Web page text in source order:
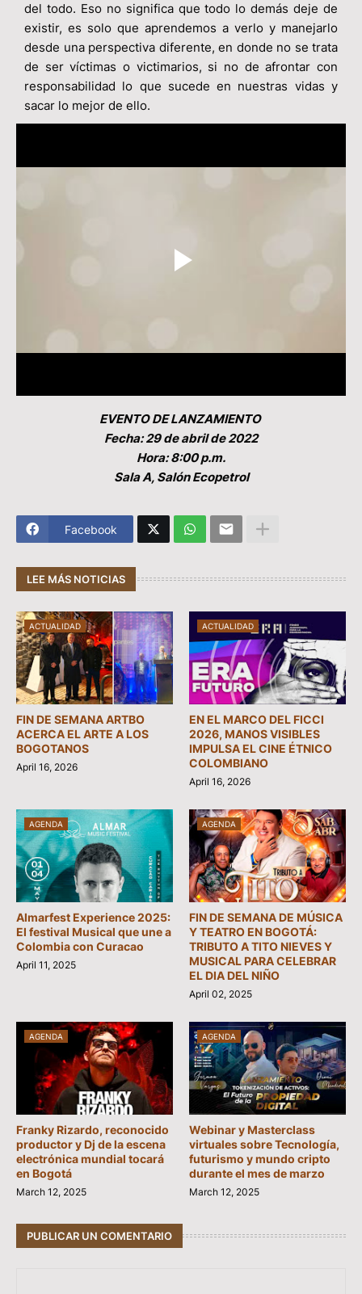
del todo. Eso no significa que todo lo demás deje de
existir, es solo que aprendemos a verlo y manejarlo
desde una perspectiva diferente, en donde no se trata
de ser víctimas o victimarios, si no de afrontar con
responsabilidad lo que sucede en nuestras vidas y
sacar lo mejor de ello.
EVENTO DE LANZAMIENTO
Fecha: 29 de abril de 2022
Hora: 8:00 p.m.
Sala A, Salón Ecopetrol
Facebook
LEE MÁS NOTICIAS
ACTUALIDAD
FIN DE SEMANA ARTBO
ACERCA EL ARTE A LOS
BOGOTANOS
April 16, 2026
ACTUALIDAD
EN EL MARCO DEL FICCI
2026, MANOS VISIBLES
IMPULSA EL CINE ÉTNICO
COLOMBIANO
April 16, 2026
AGENDA
Almarfest Experience 2025:
El festival Musical que une a
Colombia con Curacao
April 11, 2025
AGENDA
FIN DE SEMANA DE MÚSICA
Y TEATRO EN BOGOTÁ:
TRIBUTO A TITO NIEVES Y
MUSICAL PARA CELEBRAR
EL DIA DEL NIÑO
April 02, 2025
AGENDA
Franky Rizardo, reconocido
productor y Dj de la escena
electrónica mundial tocará
en Bogotá
March 12, 2025
AGENDA
Webinar y Masterclass
virtuales sobre Tecnología,
futurismo y mundo cripto
durante el mes de marzo
March 12, 2025
PUBLICAR UN COMENTARIO